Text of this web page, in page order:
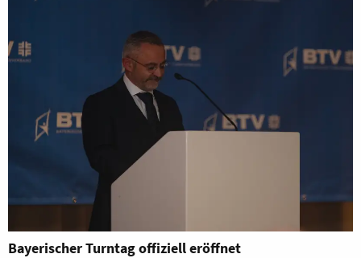
Bayerischer Turntag offiziell eröffnet